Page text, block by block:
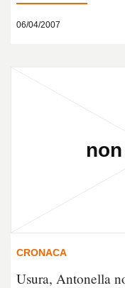
06/04/2007
CRONACA
Usura, Antonella